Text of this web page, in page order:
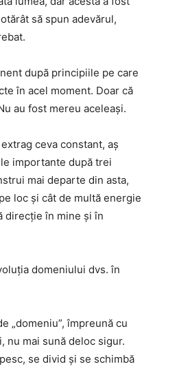
să spun adevărul,
după principiile pe care
în acel moment. Doar că
au fost mereu aceleași.
ceva constant, aș
importante după trei
mai departe din asta,
loc și cât de multă energie
direcție în mine și în
domeniului dvs. în
„domeniu”, împreună cu
nu mai sună deloc sigur.
se divid și se schimbă